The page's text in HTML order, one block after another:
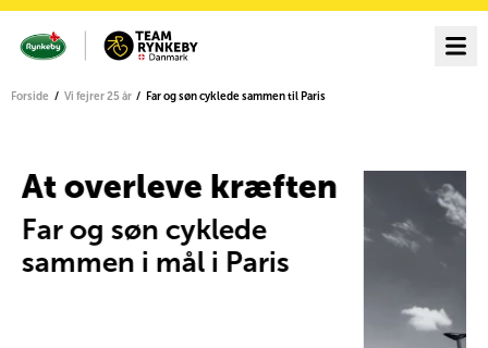
Forside Vi fejrer 25 år Far og søn cyklede sammen til Paris
At overleve kræften
Far og søn cyklede
sammen i mål i Paris